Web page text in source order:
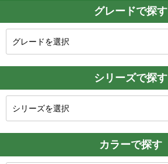
グレードで探す
シリーズで探す
カラーで探す